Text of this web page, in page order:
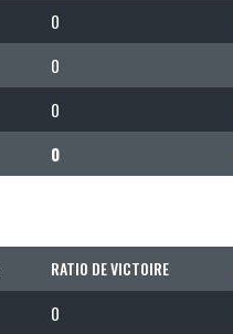
0
0
0
0
RATIO DE VICTOIRE
0